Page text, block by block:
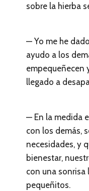
sobre la hierba
— Yo me he
ayudo a los
empequeñecen
llegado a
— En la medida
con los demás,
necesidades, y
bienestar,
con una sonrisa
pequeñitos.